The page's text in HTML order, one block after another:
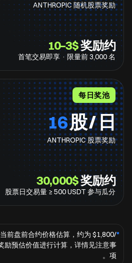
ANTHROPIC 随机股票奖励
奖励约
$⁦3⁩–⁦10⁩
首笔交易即享 · 限量前 ⁦3,000⁩ 名
每日奖池
16股 / 日
ANTHROPIC 股票奖励
奖励约
$⁦30,000⁩
股票日交易量 ≥ ⁦500⁩ USDT 参与瓜分
*
前盘前合约价格估算，约为 $⁦1,800⁩/
励预估价值进行计算，详情见注意事
项。